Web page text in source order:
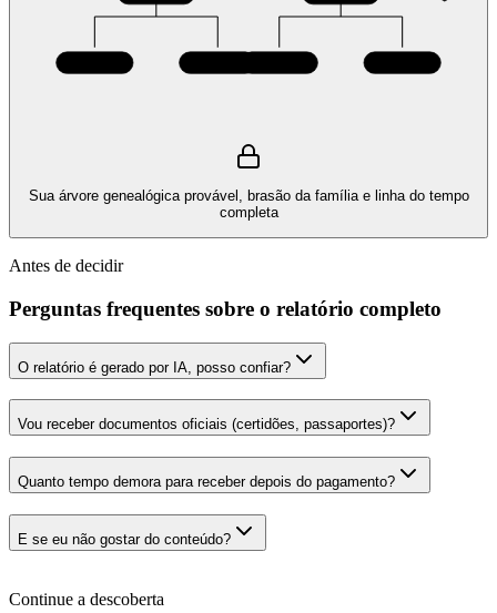
Sua árvore genealógica provável, brasão da família e linha do tempo
completa
Antes de decidir
Perguntas frequentes sobre o relatório completo
O relatório é gerado por IA, posso confiar?
Vou receber documentos oficiais (certidões, passaportes)?
Quanto tempo demora para receber depois do pagamento?
E se eu não gostar do conteúdo?
Continue a descoberta